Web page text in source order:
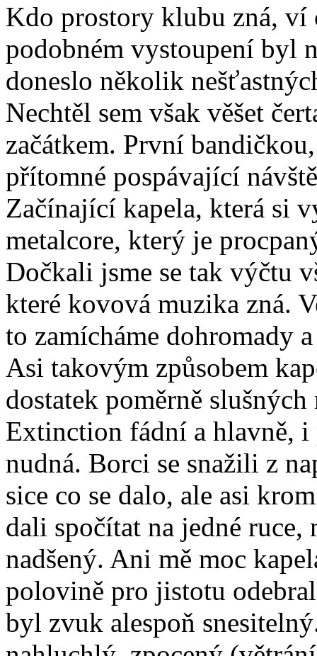
Kdo prostory klubu zná, ví
podobném vystoupení byl
doneslo několik
Nechtěl sem však věšet
začátkem. První
přítomné pospávající
Začínající kapela, která si
metalcore, který je
Dočkali jsme se tak výčtu
které kovová muzika zná.
to zamícháme dohromady
Asi takovým způsobem
dostatek poměrně
Extinction fádní a hlavně, i
nudná. Borci se snažili z
sice co se dalo, ale asi
dali spočítat na jedné
nadšený. Ani mě moc
polovině pro jistotu
byl zvuk alespoň